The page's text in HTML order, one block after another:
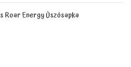
Roar Energy Úszósapka